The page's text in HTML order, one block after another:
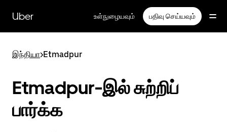
பக்கத்திற்குச்
செல்லவும்
Uber உள்நுழையவும் பதிவு செய்யவும்
இந்தியா>Etmadpur
Etmadpur-இல் சுற்றிப்
பார்க்க